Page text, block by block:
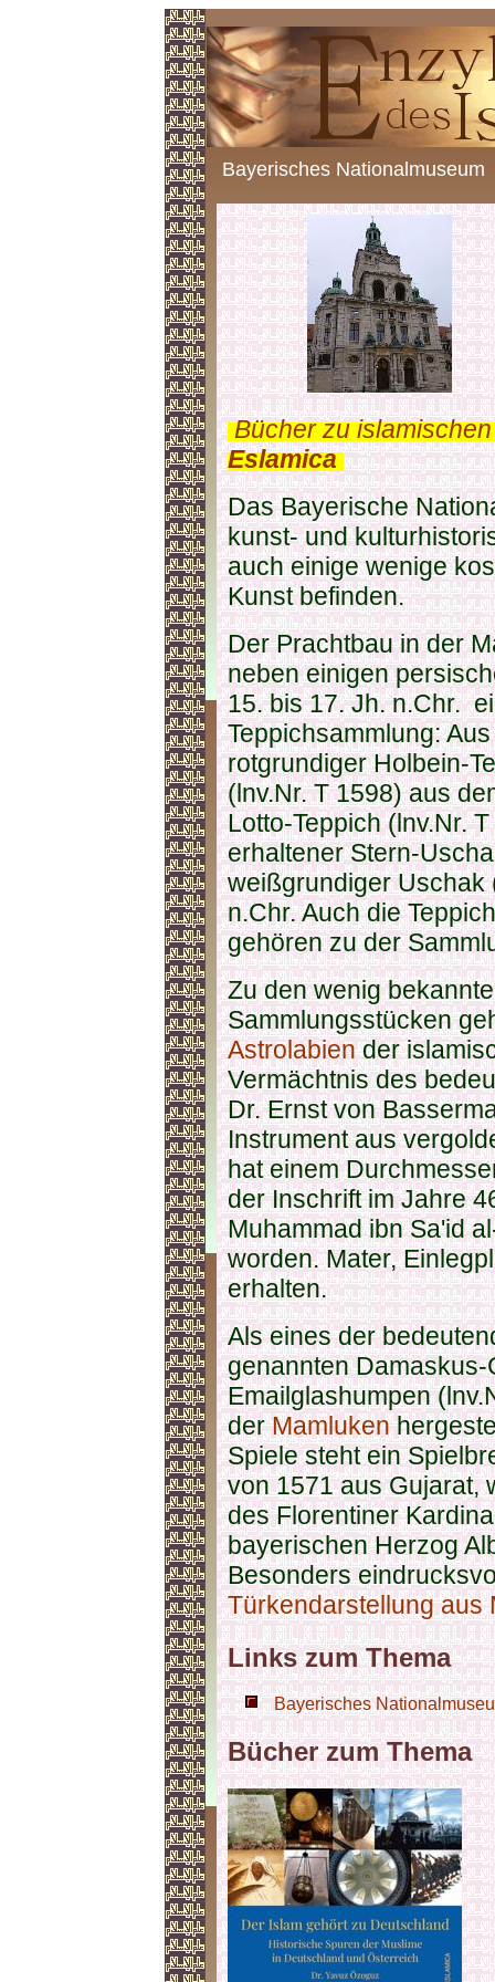
Bayerisches Nationalmuseum
.Bücher zu
Eslamica.
Das Bayerische
kunst- und
auch einige wenige
Kunst befinden.
Der Prachtbau in der
neben einigen
15. bis 17. Jh. n.Chr.
Teppichsammlung:
rotgrundiger Holbein-
(lnv.Nr. T 1598) aus
Lotto-Teppich (lnv.Nr.
erhaltener Stern-
weißgrundiger Uschak
n.Chr. Auch die
gehören zu der
Zu den wenig
Sammlungsstücken
Astrolabiender
Vermächtnis des
Dr. Ernst von
Instrument aus
hat einem
der Inschrift im Jahre
Muhammad ibn Sa'id
worden. Mater,
erhalten.
Als eines der
genannten
Emailglashumpen
derMamluken
Spiele steht ein
von 1571 aus Gujarat,
des Florentiner
bayerischen Herzog
Besonders
Türkendarstellung aus
Links zum Thema
Bayerisches
Bücher zum Thema